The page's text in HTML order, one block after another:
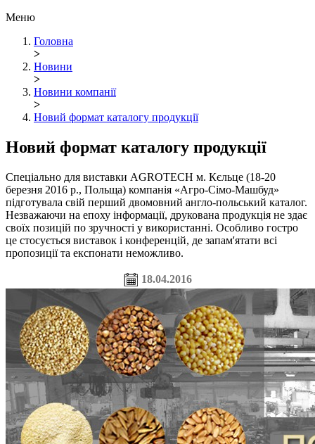
Меню
Головна
>
Новини
>
Новини компанії
>
Новий формат каталогу продукції
Новий формат каталогу продукції
Спеціально для виставки AGROTECH м. Кєльце (18-20
березня 2016 р., Польща) компанія «Агро-Сімо-Машбуд»
підготувала свій перший двомовний англо-польський каталог.
Незважаючи на епоху інформації, друкована продукція не здає
своїх позицій по зручності у використанні. Особливо гостро
це стосується виставок і конференцій, де запам'ятати всі
пропозиції та експонати неможливо.
18.04.2016